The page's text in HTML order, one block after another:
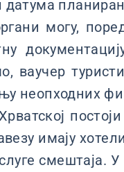
могу,
ваучер
неопходних
имају
смештаја.